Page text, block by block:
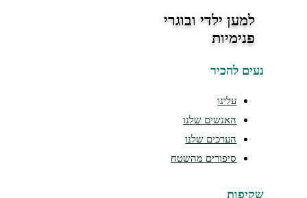
למען ילדי ובוגרי
להכיר
האנשים שלנו
הערכים שלנו
סיפורים מהשטח